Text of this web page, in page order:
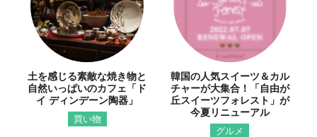
土を感じる素敵な焼き物と
自然いっぱいのカフェ「ド
イ ディンデーン陶器」
買い物
韓国の人気スイーツ＆カル
チャーが大集合！「自由が
丘スイーツフォレスト」が
今夏リニューアル
グルメ